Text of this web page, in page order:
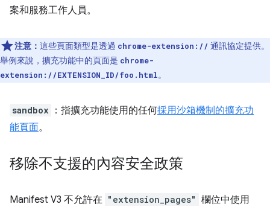
案和服務工作人員。
注意： 這些頁面類型是透過 chrome-extension:// 通訊協定提供。
舉例來說，擴充功能中的頁面是 chrome-
extension://EXTENSION_ID/foo.html。
sandbox ：指擴充功能使用的任何採用沙箱機制的擴充功
能頁面。
移除不支援的內容安全政策
Manifest V3 不允許在 "extension_pages" 欄位中使用